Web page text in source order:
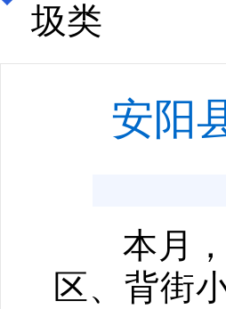
圾类
安阳
本月
区、背街